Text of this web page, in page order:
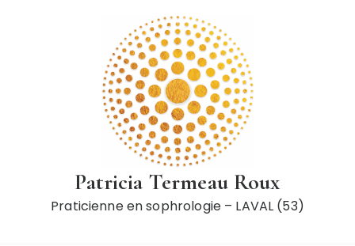
Patricia Termeau Roux
Praticienne en sophrologie – LAVAL (53)